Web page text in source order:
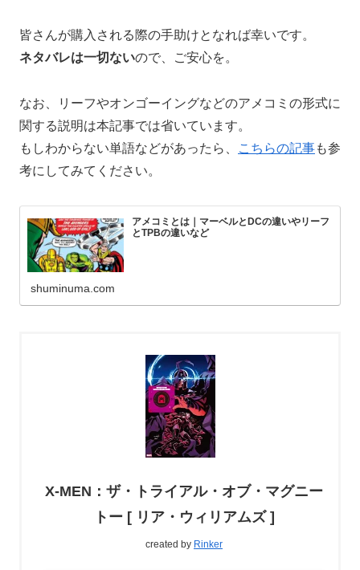
皆さんが購入される際の手助けとなれば幸いです。
ネタバレは一切ないので、ご安心を。
なお、リーフやオンゴーイングなどのアメコミの形式に
関する説明は本記事では省いています。
もしわからない単語などがあったら、
こちらの記事も参
考にしてみてください。
アメコミとは｜マーベルとDCの違いやリーフ
とTPBの違いなど
shuminuma.com
X-MEN：ザ・トライアル・オブ・マグニー
トー [ リア・ウィリアムズ ]
created by Rinker